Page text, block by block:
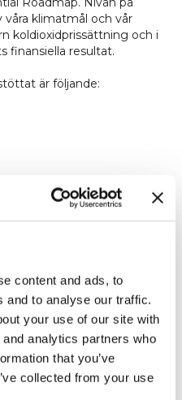
content and ads, to
and to analyse our traffic.
your use of our site with
analytics partners who
that you’ve
collected from your use
våra klimatmål och vår
koldioxidprissättning och i
finansiella resultat.
NORRLAND
skogsekosystem
CO2:s långsiktiga arbete
naturvärden. Genom
och utvecklas den
som kol binds i levande
med samebyar för att
renskötsel i områden där
försvunnit.